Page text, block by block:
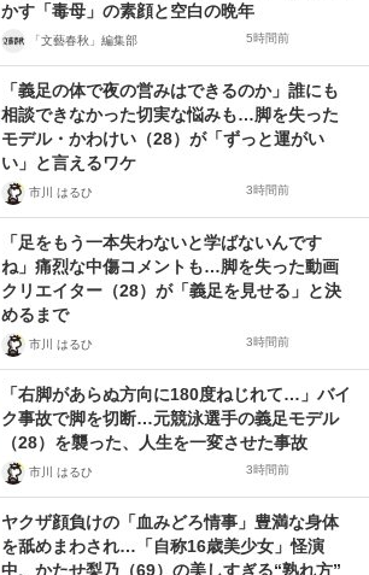
かす「毒母」の素顔と空白の晩年
「文藝春秋」編集部 5時間前
「義足の体で夜の営みはできるのか」誰にも
相談できなかった切実な悩みも…脚を失った
モデル・かわけい（28）が「ずっと運がい
い」と言えるワケ
市川 はるひ 3時間前
「足をもう一本失わないと学ばないんです
ね」痛烈な中傷コメントも…脚を失った動画
クリエイター（28）が「義足を見せる」と決
めるまで
市川 はるひ 3時間前
「右脚があらぬ方向に180度ねじれて…」バイ
ク事故で脚を切断…元競泳選手の義足モデル
（28）を襲った、人生を一変させた事故
市川 はるひ 3時間前
ヤクザ顔負けの「血みどろ情事」豊満な身体
を舐めまわされ…「自称16歳美少女」怪演
中、かたせ梨乃（69）の美しすぎる“熟れ方”